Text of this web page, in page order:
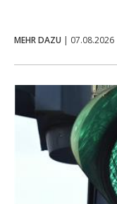
MEHR DAZU | 07.08.2026